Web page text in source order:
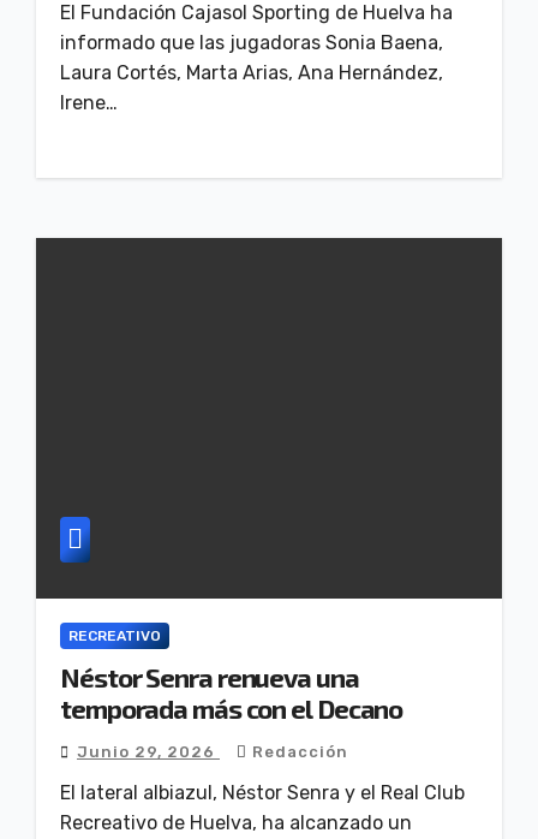
El Fundación Cajasol Sporting de Huelva ha
informado que las jugadoras Sonia Baena,
Laura Cortés, Marta Arias, Ana Hernández,
Irene…
RECREATIVO
Néstor Senra renueva una
temporada más con el Decano
Junio 29, 2026 Redacción
El lateral albiazul, Néstor Senra y el Real Club
Recreativo de Huelva, ha alcanzado un